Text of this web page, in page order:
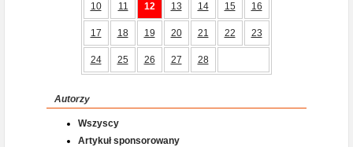
10 11 12 13 14 15 16
17 18 19 20 21 22 23
24 25 26 27 28
Autorzy
Wszyscy
Artykuł sponsorowany